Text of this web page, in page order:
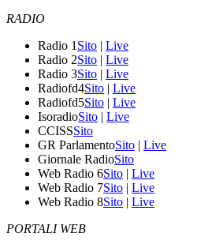
RADIO
Radio 1 Sito | Live
Radio 2Sito | Live
Radio 3Sito | Live
Radiofd4Sito | Live
Radiofd5Sito | Live
IsoradioSito | Live
CCISSSito
GR ParlamentoSito | Live
Giornale RadioSito
Web Radio 6Sito | Live
Web Radio 7Sito | Live
Web Radio 8Sito | Live
PORTALI WEB